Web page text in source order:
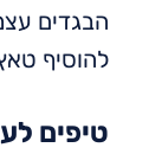
הבגדים
להוסיף
טיפים